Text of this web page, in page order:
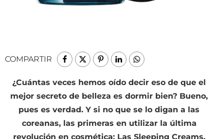
COMPARTIR
¿Cuántas veces hemos oído decir eso de que el
mejor secreto de belleza es dormir bien? Bueno,
pues es verdad. Y si no que se lo digan a las
coreanas, las primeras en utilizar la última
revolución en cosmética: Las Sleeping Creams.